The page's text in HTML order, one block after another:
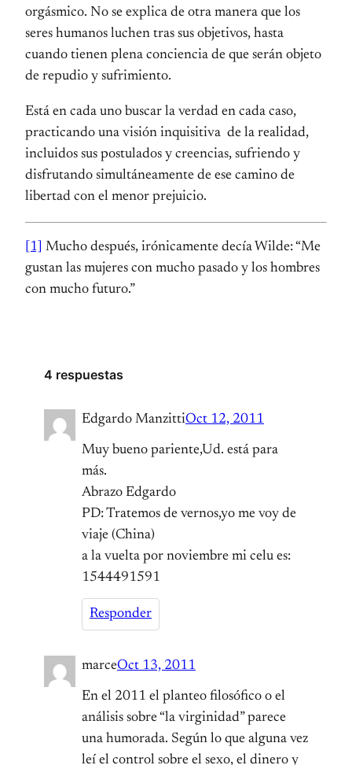
orgásmico. No se explica de otra manera que los
seres humanos luchen tras sus objetivos, hasta
cuando tienen plena conciencia de que serán objeto
de repudio y sufrimiento.
Está en cada uno buscar la verdad en cada caso,
practicando una visión inquisitiva de la realidad,
incluidos sus postulados y creencias, sufriendo y
disfrutando simultáneamente de ese camino de
libertad con el menor prejuicio.
[1]
Mucho después, irónicamente decía Wilde: “Me
gustan las mujeres con mucho pasado y los hombres
con mucho futuro.”
4 respuestas
Edgardo ManzittiOct 12, 2011
Muy bueno pariente,Ud. está para
más.
Abrazo Edgardo
PD: Tratemos de vernos,yo me voy de
viaje (China)
a la vuelta por noviembre mi celu es:
1544491591
Responder
marceOct 13, 2011
En el 2011 el planteo filosófico o el
análisis sobre “la virginidad” parece
una humorada. Según lo que alguna vez
leí el control sobre el sexo, el dinero y